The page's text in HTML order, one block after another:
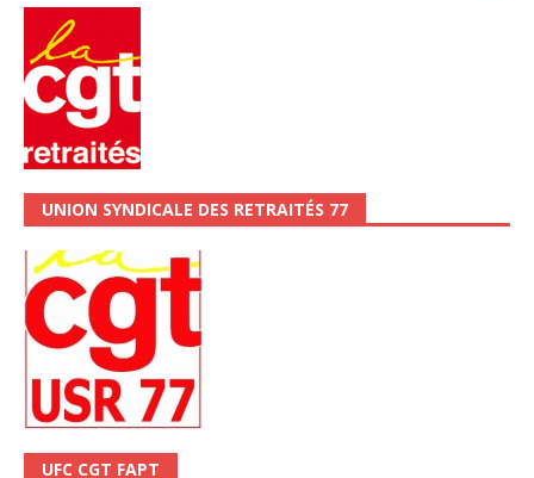
UNION SYNDICALE DES RETRAITÉS 77
UFC CGT FAPT